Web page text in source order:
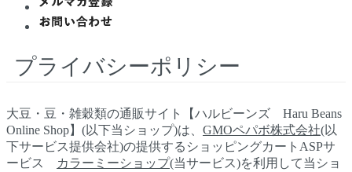
プライバシーポリシー
大豆・豆・雑穀類の通販サイト【ハルビーンズ Haru Beans
Online Shop】(以下当ショップ)は、 GMOペパボ株式会社(以
下サービス提供会社)の提供するショッピングカートASPサ
ービス
カラーミーショップ(当サービス)を利用して当ショ